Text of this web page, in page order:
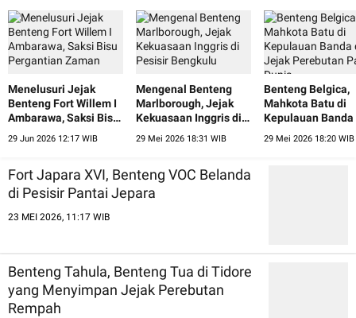
Menelusuri Jejak
Benteng Fort Willem I
Ambarawa, Saksi Bisu
Pergantian Zaman
29 Jun 2026 12:17 WIB
Mengenal Benteng
Marlborough, Jejak
Kekuasaan Inggris di
Pesisir Bengkulu
29 Mei 2026 18:31 WIB
Benteng Belgica,
Mahkota Batu di
Kepulauan Banda
Jejak Perebutan
29 Mei 2026 18:20 WIB
Fort Japara XVI, Benteng VOC Belanda
di Pesisir Pantai Jepara
23 MEI 2026, 11:17 WIB
Benteng Tahula, Benteng Tua di Tidore
yang Menyimpan Jejak Perebutan
Rempah